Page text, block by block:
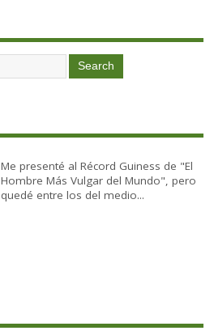
Me presenté al Récord Guiness de "El
Hombre Más Vulgar del Mundo", pero
quedé entre los del medio...